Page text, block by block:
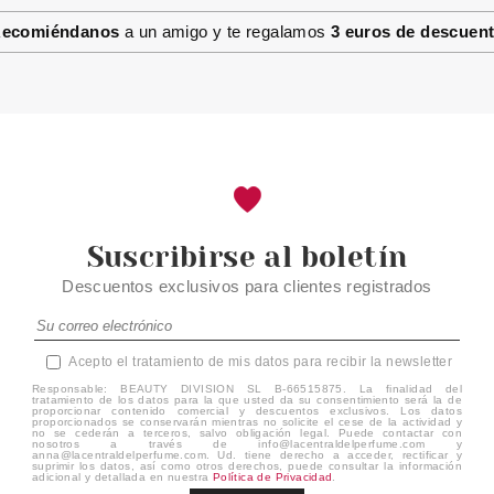
PURE RED 5 ML
desde
a un amigo y te regalamos 3 euros de
Suscribirse al boletín
Descuentos exclusivos para clientes registrados
Acepto el tratamiento de mis datos para recibir la newsletter
Responsable: BEAUTY DIVISION SL B-66515875. La finalidad del
tratamiento de los datos para la que usted da su consentimiento será la de
proporcionar contenido comercial y descuentos exclusivos. Los datos
proporcionados se conservarán mientras no solicite el cese de la actividad y
no se cederán a terceros, salvo obligación legal. Puede contactar con
nosotros a través de info@lacentraldelperfume.com y
anna@lacentraldelperfume.com. Ud. tiene derecho a acceder, rectificar y
suprimir los datos, así como otros derechos, puede consultar la información
adicional y detallada en nuestra Política de Privacidad